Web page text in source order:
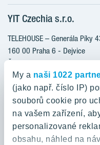
My a naši 1022
(jako např. číslo IP)
souborů cookie pro
na vašem zařízení,
personalizované
obsahu, náhled na
Klientské změny
Aktuality
Blog
Kariéra
O nás
YIT PLUS
RANTA Barrandov III
RANTA Barrandov IV
TOIVO Roztyly II
KALEVALA
VIRTA Kladno
KATTILA Kamýk
ROSALA
YIT Czechia s.r.o.
TELEHOUSE – Generála Píky
160 00 Praha 6 - Dejvice
Česká republika
800 200 666
domov@yit.cz
Telefon na centrální recepci: